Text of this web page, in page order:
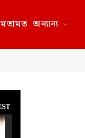
মতামত অন্যান্য